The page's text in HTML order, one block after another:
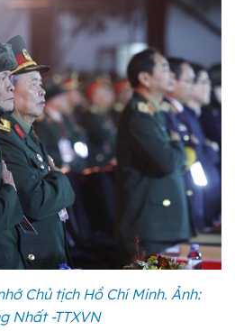
Chủ tịch Hồ Chí Minh. Ảnh:
Nhất -TTXVN